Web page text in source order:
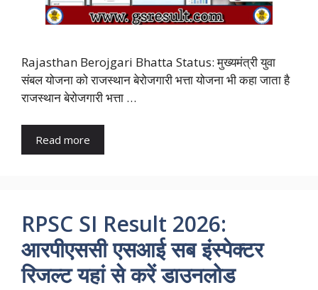
Rajasthan Berojgari Bhatta Status: मुख्यमंत्री युवा
संबल योजना को राजस्थान बेरोजगारी भत्ता योजना भी कहा जाता है
राजस्थान बेरोजगारी भत्ता …
Read more
RPSC SI Result 2026:
आरपीएससी एसआई सब इंस्पेक्टर
रिजल्ट यहां से करें डाउनलोड